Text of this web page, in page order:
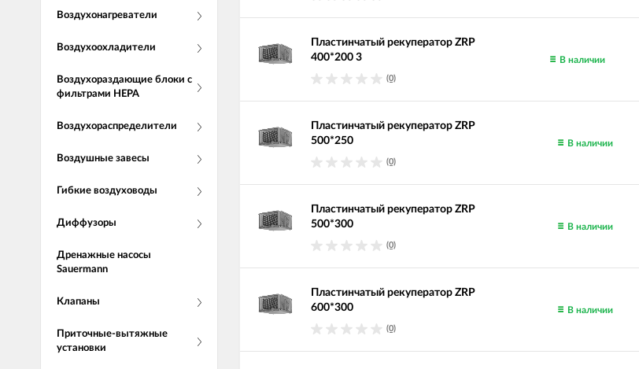
Воздухонагреватели
Воздухоохладители
Воздухораздающие блоки с
фильтрами НЕРА
Воздухораспределители
Воздушные завесы
Гибкие воздуховоды
Диффузоры
Дренажные насосы
Sauermann
Клапаны
Приточные-вытяжные
установки
Пластинчатый рекуператор ZRP
400*200 3
(0)
В наличии
Пластинчатый рекуператор ZRP
500*250
(0)
В наличии
Пластинчатый рекуператор ZRP
500*300
(0)
В наличии
Пластинчатый рекуператор ZRP
600*300
(0)
В наличии